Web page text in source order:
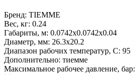
Бренд: TIEMME
Вес, кг: 0.24
Габариты, м: 0.0742x0.0742x0.04
Диаметр, мм: 26.3х20.2
Диапазон рабочих температур, С: 95
Дополнительно: тиемме
Максимальное рабочее давление, бар: